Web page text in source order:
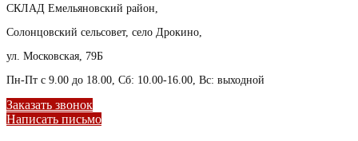
СКЛАД Емельяновский район,
Солонцовский сельсовет, село Дрокино,
ул. Московская, 79Б
Пн-Пт с 9.00 до 18.00, Сб: 10.00-16.00, Вс: выходной
Заказать звонок
Написать письмо